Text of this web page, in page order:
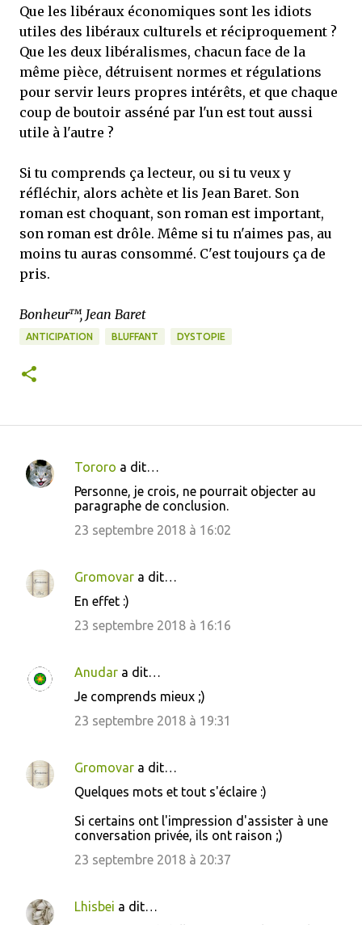
Que les libéraux économiques sont les idiots
utiles des libéraux culturels et réciproquement ?
Que les deux libéralismes, chacun face de la
même pièce, détruisent normes et régulations
pour servir leurs propres intérêts, et que chaque
coup de boutoir asséné par l'un est tout aussi
utile à l'autre ?
Si tu comprends ça lecteur, ou si tu veux y
réfléchir, alors achète et lis Jean Baret. Son
roman est choquant, son roman est important,
son roman est drôle. Même si tu n'aimes pas, au
moins tu auras consommé. C'est toujours ça de
pris.
Bonheur™, Jean Baret
ANTICIPATION BLUFFANT DYSTOPIE
C
e
n
r
Tororo a dit…
Personne, je crois, ne pourrait objecter au
paragraphe de conclusion.
23 septembre 2018 à 16:02
Gromovar a dit…
En effet :)
23 septembre 2018 à 16:16
Anudar a dit…
Je comprends mieux ;)
23 septembre 2018 à 19:31
Gromovar a dit…
Quelques mots et tout s'éclaire :)
Si certains ont l'impression d'assister à une
conversation privée, ils ont raison ;)
23 septembre 2018 à 20:37
Lhisbei a dit…